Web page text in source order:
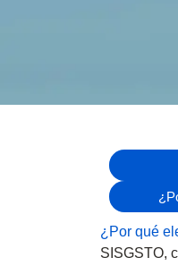
¿Por qué
SISGSTO,